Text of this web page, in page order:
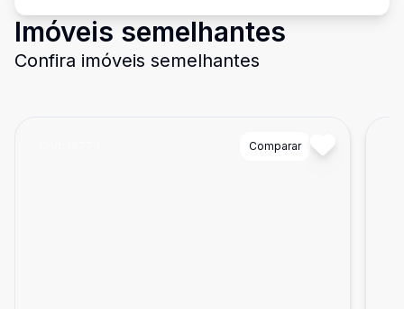
Imóveis semelhantes
Confira imóveis semelhantes
Comparar